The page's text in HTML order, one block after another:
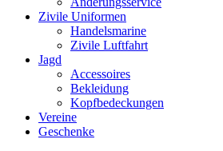
Zivile Uniformen
Handelsmarine
Zivile Luftfahrt
Jagd
Accessoires
Bekleidung
Kopfbedeckungen
Vereine
Geschenke